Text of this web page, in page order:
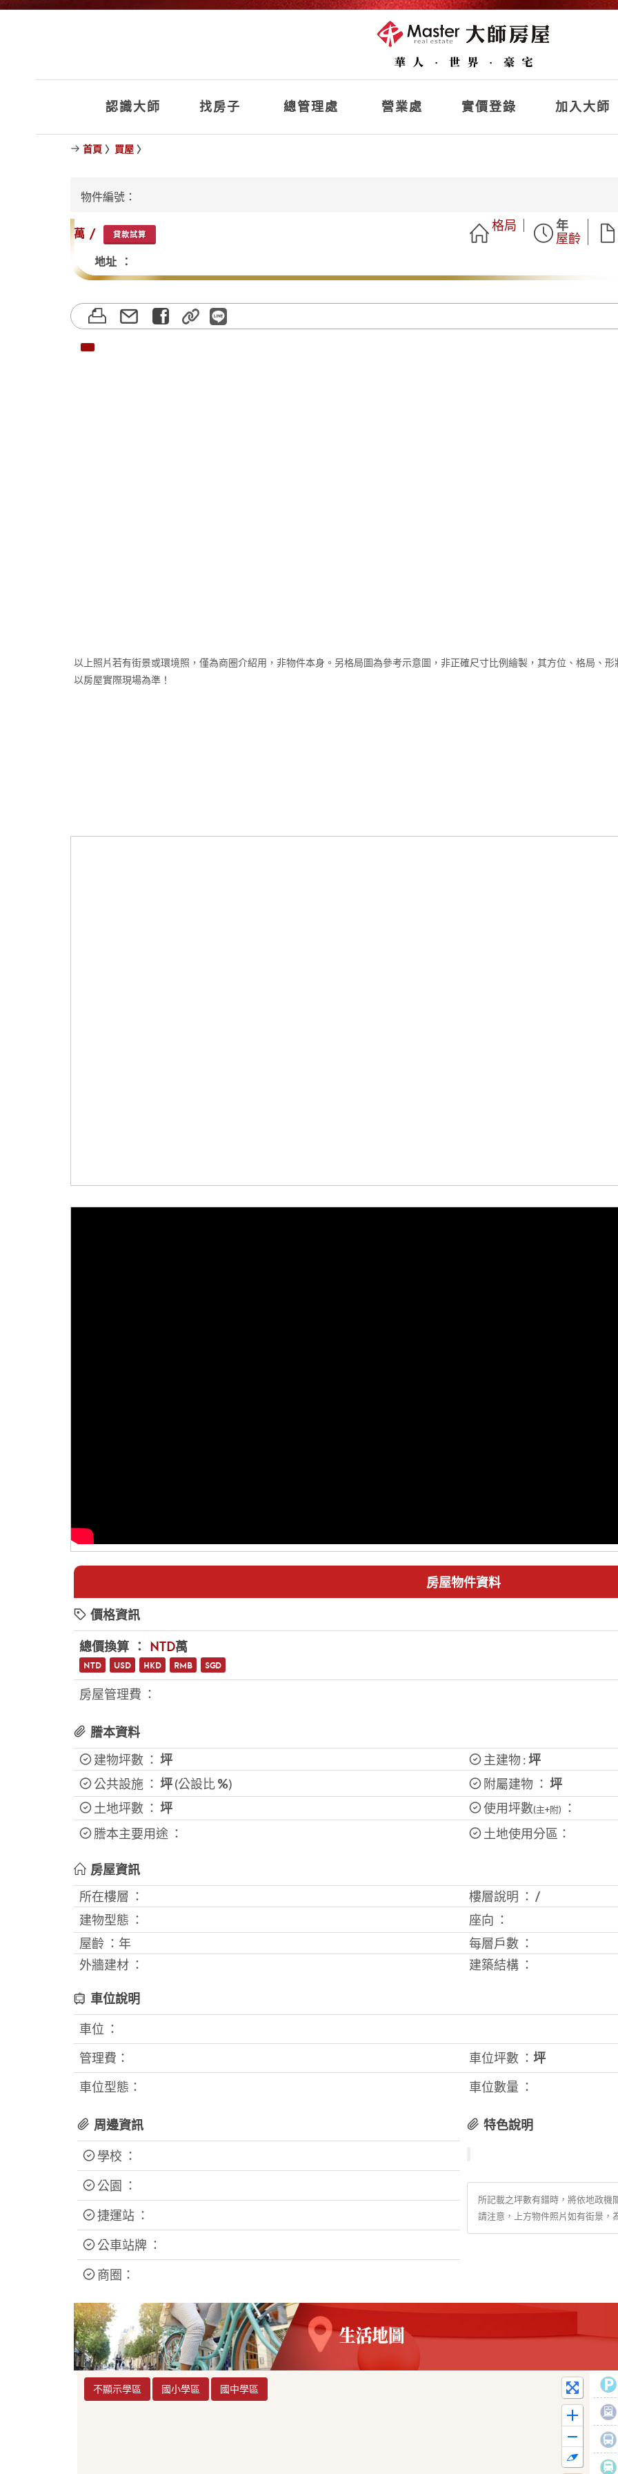
認識大師 找房子 總管理處 營業處 實價登錄 加入大師
首頁 〉 買屋 〉
物件編號：
萬 / 貸款試算
地址 ：
格局
年
屋齡
以上照片若有街景或環境照，僅為商圈介紹用，非物件本身。另格局圖為參考示意圖，非正確尺寸比例繪製，其方位、格局、形
以房屋實際現場為準！
房屋物件資料
價格資訊
總價換算 ： NTD萬
NTD USD HKD RMB SGD
房屋管理費 ：
謄本資料
建物坪數 ： 坪 主建物 :坪
公共設施 ： 坪(公設比%) 附屬建物 ： 坪
土地坪數 ： 坪 使用坪數(主+附)
：
謄本主要用途 ：
土地使用分區：
房屋資訊
所在樓層 ： 樓層說明 ： /
建物型態 ：
座向 ：
屋齡 ： 年
每層戶數 ：
外牆建材 ：
建築結構 ：
車位說明
車位 ：
管理費：
車位坪數 ： 坪
車位型態：
車位數量 ：
周邊資訊
學校 ：
公園 ：
捷運站 ：
公車站牌 ：
商圈：
特色說明
所記載之坪數有錯時，將依地政機
請注意，上方物件照片如有街景，
不顯示學區 國小學區 國中學區